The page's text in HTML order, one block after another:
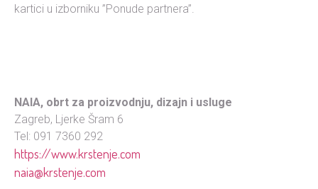
kartici u izborniku ”Ponude partnera”.
NAIA, obrt za proizvodnju, dizajn i usluge
Zagreb, Ljerke Šram 6
Tel: 091 7360 292
https://www.krstenje.com
naia@krstenje.com